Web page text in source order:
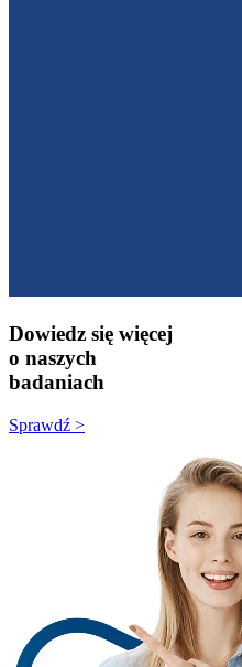
Dowiedz się więcej
o naszych
badaniach
Sprawdź >